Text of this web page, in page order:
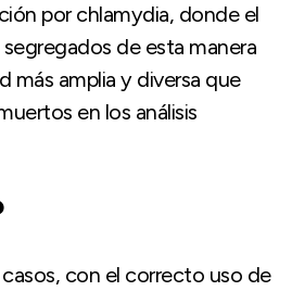
por chlamydia, donde el
de esta manera
más amplia y diversa que
en los análisis
con el correcto uso de